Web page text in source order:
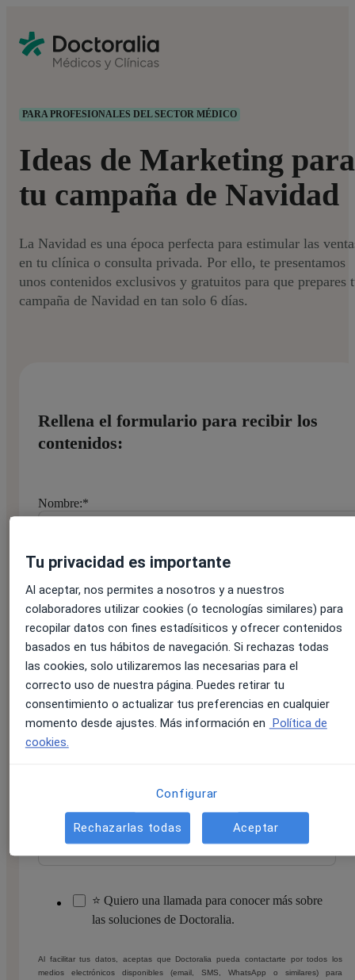
PARA PROFESIONALES DEL SECTOR MÉDICO
Ideas de Marketing para
tu campaña de Navidad
La Navidad es una época perfecta para estimular las
en tu clínica o consulta privada. Por ello, te presentamos
unos contenidos exclusivos y gratuitos para que prepares
campaña de Navidad en tan solo 6 días.
Rellena el formulario para recibir los
contenidos:
Nombre:*
Correo electrónico:*
Número de móvil/WhatsApp
¿A qué te dedicas principalmente?
⭐ Quiero una llamada para conocer más sobre
las soluciones de Doctoralia.
Al facilitar tus datos, aceptas que Doctoralia pueda contactarte por todos los
medios electrónicos disponibles (email, SMS, WhatsApp o similares) para
Tu privacidad es importante
Al aceptar, nos permites a nosotros y a nuestros
colaboradores utilizar cookies (o tecnologías similares) para
recopilar datos con fines estadísiticos y ofrecer contenidos
basados en tus hábitos de navegación. Si rechazas todas
las cookies, solo utilizaremos las necesarias para el
correcto uso de nuestra página. Puedes retirar tu
consentimiento o actualizar tus preferencias en cualquier
momento desde ajustes. Más información en Política de
cookies.
Configurar
Rechazarlas todas Aceptar